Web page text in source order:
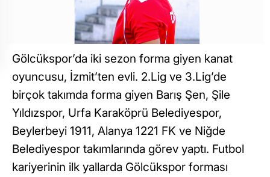
Gölcükspor’da iki sezon forma giyen kanat
oyuncusu, İzmit’ten evli. 2.Lig ve 3.Lig’de
birçok takımda forma giyen Barış Şen, Şile
Yıldızspor, Urfa Karaköprü Belediyespor,
Beylerbeyi 1911, Alanya 1221 FK ve Niğde
Belediyespor takımlarında görev yaptı. Futbol
kariyerinin ilk yallarda Gölcükspor forması